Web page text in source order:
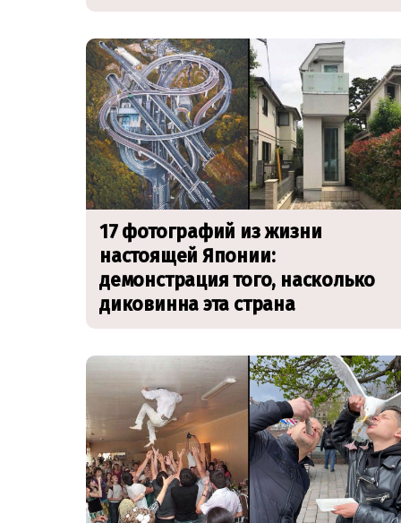
17 фотографий из жизни
настоящей Японии:
демонстрация того, насколько
диковинна эта страна